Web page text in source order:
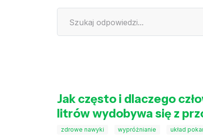
Jak często i dlaczego
litrów wydobywa się z
zdrowe nawyki wypróżnianie układ